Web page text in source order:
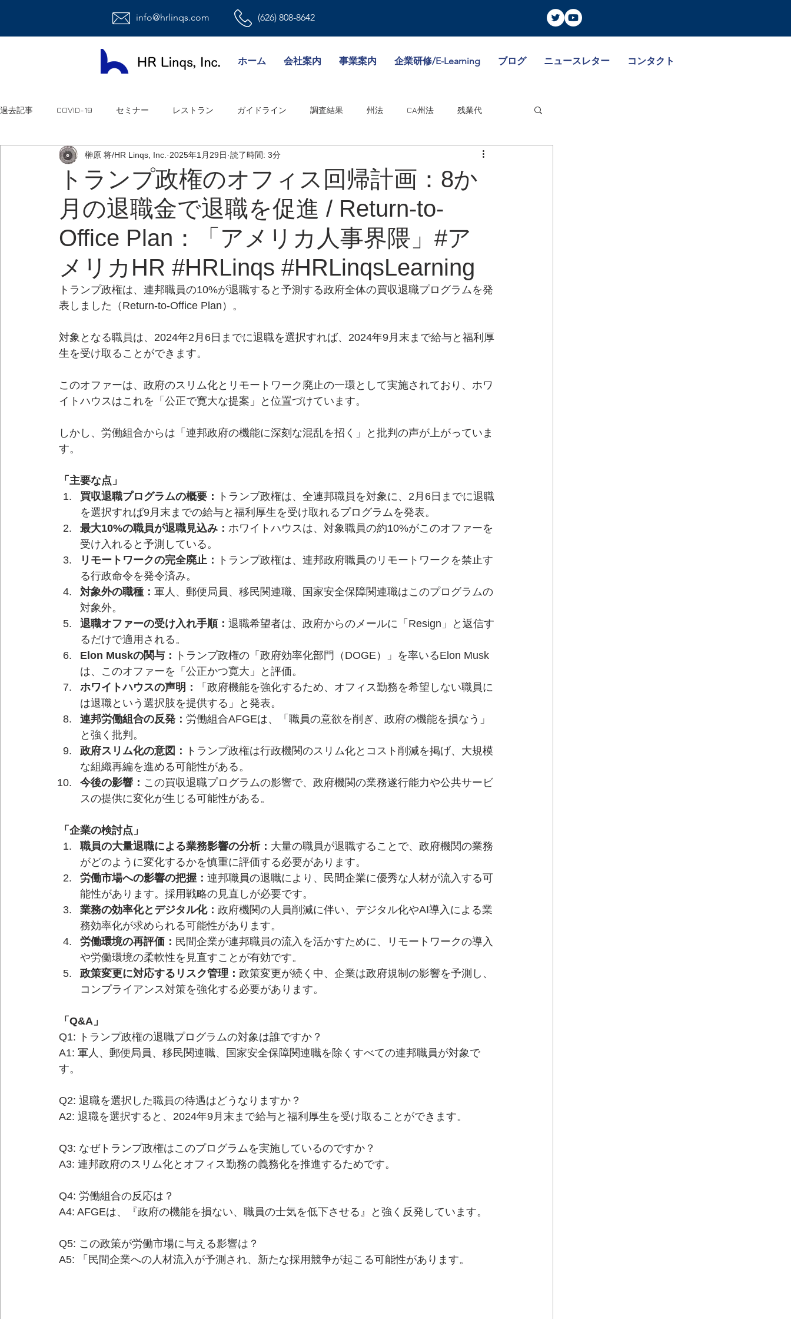
info@hrlinqs.com (626) 808-8642
ホーム 会社案内 事業案内 企業研修/E-Learning ブログ ニュースレター コンタクト
過去記事 COVID-19 セミナー レストラン ガイドライン 調査結果 州法 CA州法 残業代
時給社員/月給社員 最低賃金 給与 福利厚生 就業規則
ハラスメント 雇用 連邦法 退職金 職場環境 WA州法 ビザ 失業保険
アメリカ人事系ユーチューブ
トランプ政権のオフィス回帰計画：8か
月の退職金で退職を促進 / Return-to-
Office Plan：「アメリカ人事界隈」#ア
メリカHR #HRLinqs #HRLinqsLearning
榊原 将/HR Linqs, Inc. 2025年1月29日 読了時間: 3分
トランプ政権は、連邦職員の10%が退職すると予測する政府全体の買収退職プログラムを発
表しました（Return-to-Office Plan）。
対象となる職員は、2024年2月6日までに退職を選択すれば、2024年9月末まで給与と福利厚
生を受け取ることができます。
このオファーは、政府のスリム化とリモートワーク廃止の一環として実施されており、ホワ
イトハウスはこれを「公正で寛大な提案」と位置づけています。
しかし、労働組合からは「連邦政府の機能に深刻な混乱を招く」と批判の声が上がっていま
す。
「主要な点」
買収退職プログラムの概要：
トランプ政権は、全連邦職員を対象に、2月6日までに退職
を選択すれば9月末までの給与と福利厚生を受け取れるプログラムを発表。
最大10%の職員が退職見込み： ホワイトハウスは、対象職員の約10%がこのオファーを
受け入れると予測している。
リモートワークの完全廃止：
トランプ政権は、連邦政府職員のリモートワークを禁止す
る行政命令を発令済み。
対象外の職種： 軍人、郵便局員、移民関連職、国家安全保障関連職はこのプログラムの
対象外。
退職オファーの受け入れ手順： 退職希望者は、政府からのメールに「Resign」と返信す
るだけで適用される。
Elon Muskの関与：
トランプ政権の「政府効率化部門（DOGE）」を率いるElon Musk
は、このオファーを「公正かつ寛大」と評価。
ホワイトハウスの声明：
「政府機能を強化するため、オフィス勤務を希望しない職員に
は退職という選択肢を提供する」と発表。
連邦労働組合の反発： 労働組合AFGEは、「職員の意欲を削ぎ、政府の機能を損なう」
と強く批判。
政府スリム化の意図：
トランプ政権は行政機関のスリム化とコスト削減を掲げ、大規模
な組織再編を進める可能性がある。
今後の影響： この買収退職プログラムの影響で、政府機関の業務遂行能力や公共サービ
スの提供に変化が生じる可能性がある。
「企業の検討点」
職員の大量退職による業務影響の分析： 大量の職員が退職することで、政府機関の業務
がどのように変化するかを慎重に評価する必要があります。
労働市場への影響の把握： 連邦職員の退職により、民間企業に優秀な人材が流入する可
能性があります。採用戦略の見直しが必要です。
業務の効率化とデジタル化： 政府機関の人員削減に伴い、デジタル化やAI導入による業
務効率化が求められる可能性があります。
労働環境の再評価： 民間企業が連邦職員の流入を活かすために、リモートワークの導入
や労働環境の柔軟性を見直すことが有効です。
政策変更に対応するリスク管理： 政策変更が続く中、企業は政府規制の影響を予測し、
コンプライアンス対策を強化する必要があります。
「Q&A」
Q1: トランプ政権の退職プログラムの対象は誰ですか？
A1: 軍人、郵便局員、移民関連職、国家安全保障関連職を除くすべての連邦職員が対象で
す。
Q2: 退職を選択した職員の待遇はどうなりますか？
A2: 退職を選択すると、2024年9月末まで給与と福利厚生を受け取ることができます。
Q3: なぜトランプ政権はこのプログラムを実施しているのですか？
A3: 連邦政府のスリム化とオフィス勤務の義務化を推進するためです。
Q4: 労働組合の反応は？
A4: AFGEは、『政府の機能を損ない、職員の士気を低下させる』と強く反発しています。
Q5: この政策が労働市場に与える影響は？
A5: 「民間企業への人材流入が予測され、新たな採用競争が起こる可能性があります。